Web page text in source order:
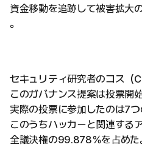
資金移動を追跡して被害拡大
。
セキュリティ研究者のコス（
このガバナンス提案は投票開
実際の投票に参加したのは7
このうちハッカーと関連する
全議決権の99.878％を占めた